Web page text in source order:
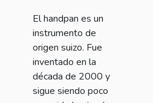
antes de
comprar
uno.
El handpan es un
instrumento de
origen suizo. Fue
inventado en la
década de 2000 y
sigue siendo poco